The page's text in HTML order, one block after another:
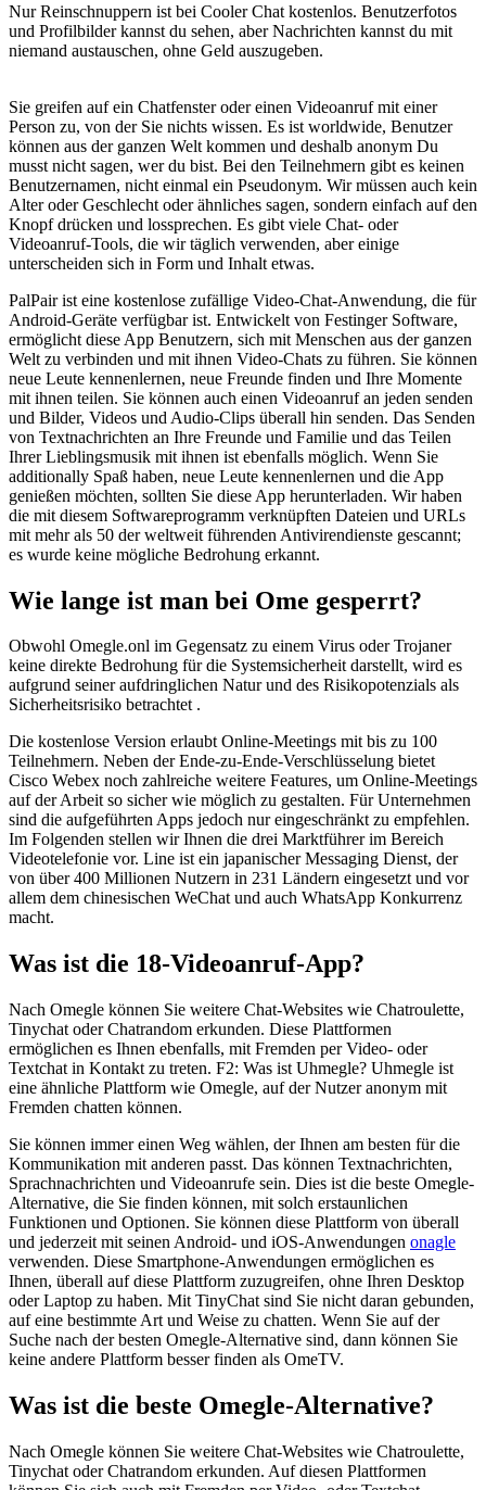
Nur Reinschnuppern ist bei Cooler Chat kostenlos. Benutzerfotos
und Profilbilder kannst du sehen, aber Nachrichten kannst du mit
niemand austauschen, ohne Geld auszugeben.
Sie greifen auf ein Chatfenster oder einen Videoanruf mit einer
Person zu, von der Sie nichts wissen. Es ist worldwide, Benutzer
können aus der ganzen Welt kommen und deshalb anonym Du
musst nicht sagen, wer du bist. Bei den Teilnehmern gibt es keinen
Benutzernamen, nicht einmal ein Pseudonym. Wir müssen auch kein
Alter oder Geschlecht oder ähnliches sagen, sondern einfach auf den
Knopf drücken und lossprechen. Es gibt viele Chat- oder
Videoanruf-Tools, die wir täglich verwenden, aber einige
unterscheiden sich in Form und Inhalt etwas.
PalPair ist eine kostenlose zufällige Video-Chat-Anwendung, die für
Android-Geräte verfügbar ist. Entwickelt von Festinger Software,
ermöglicht diese App Benutzern, sich mit Menschen aus der ganzen
Welt zu verbinden und mit ihnen Video-Chats zu führen. Sie können
neue Leute kennenlernen, neue Freunde finden und Ihre Momente
mit ihnen teilen. Sie können auch einen Videoanruf an jeden senden
und Bilder, Videos und Audio-Clips überall hin senden. Das Senden
von Textnachrichten an Ihre Freunde und Familie und das Teilen
Ihrer Lieblingsmusik mit ihnen ist ebenfalls möglich. Wenn Sie
additionally Spaß haben, neue Leute kennenlernen und die App
genießen möchten, sollten Sie diese App herunterladen. Wir haben
die mit diesem Softwareprogramm verknüpften Dateien und URLs
mit mehr als 50 der weltweit führenden Antivirendienste gescannt;
es wurde keine mögliche Bedrohung erkannt.
Wie lange ist man bei Ome gesperrt?
Obwohl Omegle.onl im Gegensatz zu einem Virus oder Trojaner
keine direkte Bedrohung für die Systemsicherheit darstellt, wird es
aufgrund seiner aufdringlichen Natur und des Risikopotenzials als
Sicherheitsrisiko betrachtet .
Die kostenlose Version erlaubt Online-Meetings mit bis zu 100
Teilnehmern. Neben der Ende-zu-Ende-Verschlüsselung bietet
Cisco Webex noch zahlreiche weitere Features, um Online-Meetings
auf der Arbeit so sicher wie möglich zu gestalten. Für Unternehmen
sind die aufgeführten Apps jedoch nur eingeschränkt zu empfehlen.
Im Folgenden stellen wir Ihnen die drei Marktführer im Bereich
Videotelefonie vor. Line ist ein japanischer Messaging Dienst, der
von über 400 Millionen Nutzern in 231 Ländern eingesetzt und vor
allem dem chinesischen WeChat und auch WhatsApp Konkurrenz
macht.
Was ist die 18-Videoanruf-App?
Nach Omegle können Sie weitere Chat-Websites wie Chatroulette,
Tinychat oder Chatrandom erkunden. Diese Plattformen
ermöglichen es Ihnen ebenfalls, mit Fremden per Video- oder
Textchat in Kontakt zu treten. F2: Was ist Uhmegle? Uhmegle ist
eine ähnliche Plattform wie Omegle, auf der Nutzer anonym mit
Fremden chatten können.
Sie können immer einen Weg wählen, der Ihnen am besten für die
Kommunikation mit anderen passt. Das können Textnachrichten,
Sprachnachrichten und Videoanrufe sein. Dies ist die beste Omegle-
Alternative, die Sie finden können, mit solch erstaunlichen
Funktionen und Optionen. Sie können diese Plattform von überall
und jederzeit mit seinen Android- und iOS-Anwendungen onagle
verwenden. Diese Smartphone-Anwendungen ermöglichen es
Ihnen, überall auf diese Plattform zuzugreifen, ohne Ihren Desktop
oder Laptop zu haben. Mit TinyChat sind Sie nicht daran gebunden,
auf eine bestimmte Art und Weise zu chatten. Wenn Sie auf der
Suche nach der besten Omegle-Alternative sind, dann können Sie
keine andere Plattform besser finden als OmeTV.
Was ist die beste Omegle-Alternative?
Nach Omegle können Sie weitere Chat-Websites wie Chatroulette,
Tinychat oder Chatrandom erkunden. Auf diesen Plattformen